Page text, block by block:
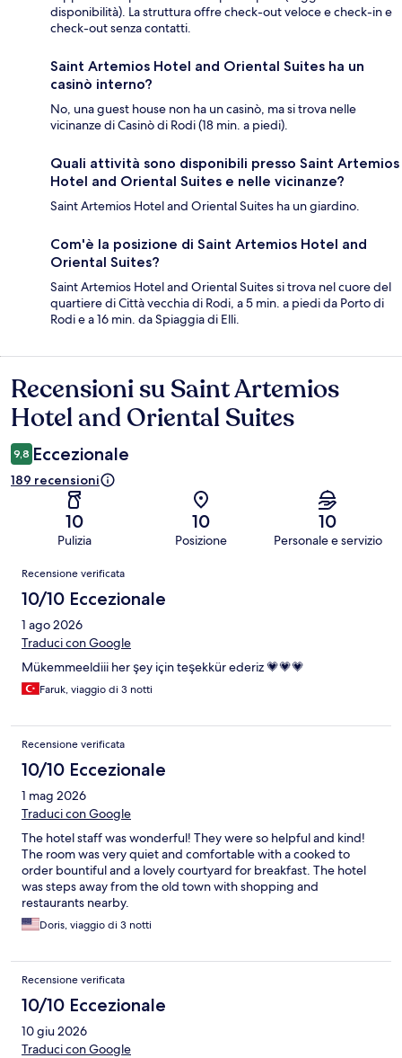
disponibilità). La struttura offre check-out veloce e check-in e
check-out senza contatti.
Saint Artemios Hotel and Oriental Suites ha un
casinò interno?
No, una guest house non ha un casinò, ma si trova nelle
vicinanze di Casinò di Rodi (18 min. a piedi).
Quali attività sono disponibili presso Saint Artemios
Hotel and Oriental Suites e nelle vicinanze?
Saint Artemios Hotel and Oriental Suites ha un giardino.
Com'è la posizione di Saint Artemios Hotel and
Oriental Suites?
Saint Artemios Hotel and Oriental Suites si trova nel cuore del
quartiere di Città vecchia di Rodi, a 5 min. a piedi da Porto di
Rodi e a 16 min. da Spiaggia di Elli.
Recensioni
Recensioni su Saint Artemios
Hotel and Oriental Suites
9,8 Eccezionale
189 recensioni
10
Pulizia
10
Posizione
10
Personale e servizio
Recensioni
Recensione verificata
10/10 Eccezionale
1 ago 2026
Traduci con Google
Mükemmeeldiii her şey için teşekkür ederiz 💗💗💗
Faruk, viaggio di 3 notti
Recensione verificata
10/10 Eccezionale
1 mag 2026
Traduci con Google
The hotel staff was wonderful! They were so helpful and kind!
The room was very quiet and comfortable with a cooked to
order bountiful and a lovely courtyard for breakfast. The hotel
was steps away from the old town with shopping and
restaurants nearby.
Doris, viaggio di 3 notti
Recensione verificata
10/10 Eccezionale
10 giu 2026
Traduci con Google